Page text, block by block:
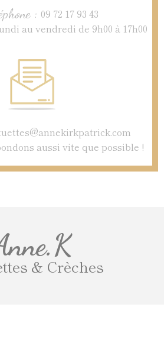
: 09 72 17 93 43
au vendredi de 9h00 à 17h00
aussi vite que possible !
& Crèches